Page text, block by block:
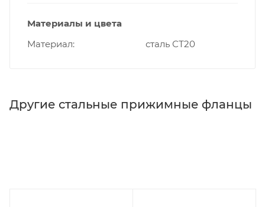
Материалы и цвета
Материал
сталь СТ20
Другие стальные прижимные фланцы